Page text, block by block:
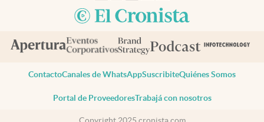
ContactoCanales de WhatsAppSuscribiteQuiénes Somos
Portal de ProveedoresTrabajá con nosotros